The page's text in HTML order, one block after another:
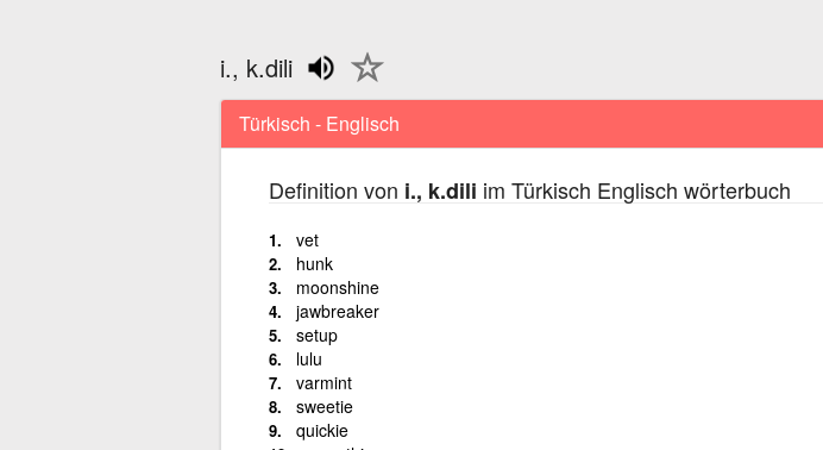
i., k.dili
Türkisch - Englisch
Definition von i., k.dili im Türkisch Englisch wörterbuch
vet
hunk
moonshine
jawbreaker
setup
lulu
varmint
sweetie
quickie